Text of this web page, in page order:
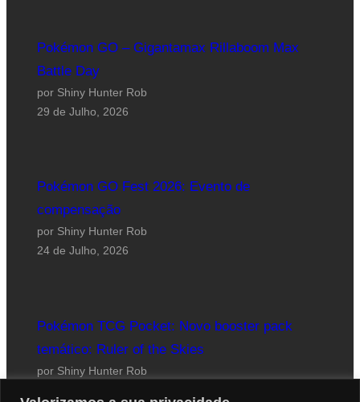
Pokémon GO – Gigantamax Rillaboom Max
Battle Day
por Shiny Hunter Rob
29 de Julho, 2026
Pokémon GO Fest 2026: Evento de
compensação
por Shiny Hunter Rob
24 de Julho, 2026
Pokémon TCG Pocket: Novo booster pack
temático: Ruler of the Skies
por Shiny Hunter Rob